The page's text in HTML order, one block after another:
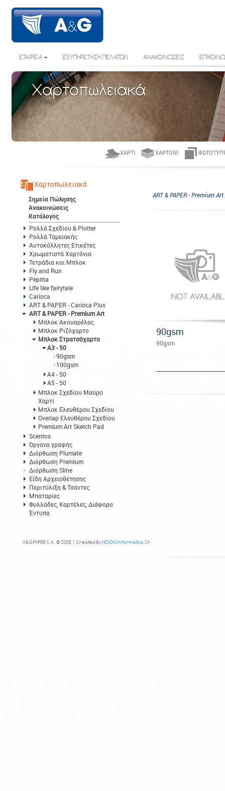
ΕΤΑΙΡΕΙΑ ΕΞΥΠΗΡΕΤΗΣΗ ΠΕΛΑΤΩΝ ΑΝΑΚΟΙΝΩΣΕΙΣ
Χαρτοπωλειακά
ΧΑΡΤΊ ΧΑΡΤΌΝΙ
Χαρτοπωλειακά
Σημεία Πώλησης
Ανακοινώσεις
Κατάλογος
Ρολλά Σχεδίου & Plotter
Ρολλά Ταμειακής
Αυτοκόλλητες Ετικέτες
Χρωματιστά Χαρτόνια
Τετράδια και Μπλοκ
Fly and Run
Pepitta
Life like fairytale
Carioca
ART & PAPER - Carioca Plus
ART & PAPER - Premium Art
Μπλοκ Ακουαρέλας
Μπλοκ Ριζόχαρτο
Μπλοκ Στρατσόχαρτο
Α3 - 50
90gsm
100gsm
Α4 - 50
Α5 - 50
Μπλοκ Σχεδίου Μαύρο
Χαρτί
Μπλοκ Ελευθέρου Σχεδίου
Overlap Ελευθέρου Σχεδίου
Premium Art Sketch Pad
Scentos
Όργανα γραφής
Διόρθωση Plumate
Διόρθωση Premium
Διόρθωση Sline
Είδη Αρχειοθέτησης
Περιτύλιξη & Τσάντες
Μπαταρίες
Φυλλάδες, Καρτέλες, Διάφορα
Έντυπα
ART & PAPER - Premium
90gsm
90gsm
A&G PAPER S.A. © 2025 | Created ByNOON Informatics SA